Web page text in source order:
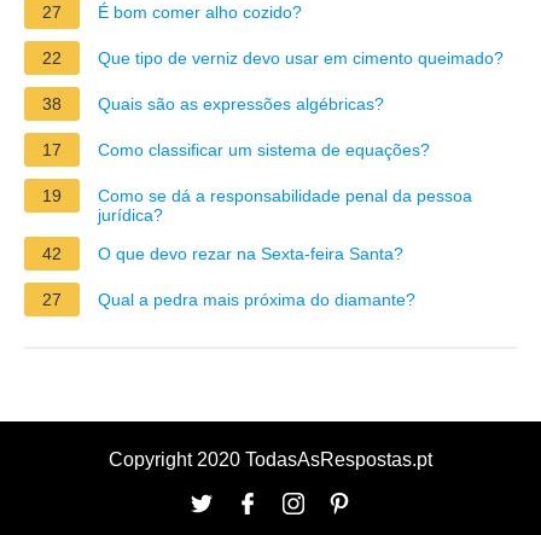
27 É bom comer alho cozido?
22 Que tipo de verniz devo usar em cimento queimado?
38 Quais são as expressões algébricas?
17 Como classificar um sistema de equações?
19
Como se dá a responsabilidade penal da pessoa
jurídica?
42
O que devo rezar na Sexta-feira Santa?
27 Qual a pedra mais próxima do diamante?
Copyright 2020 TodasAsRespostas.pt